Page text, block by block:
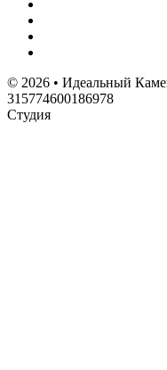
© 2026 • Идеальный
315774600186978
Студия